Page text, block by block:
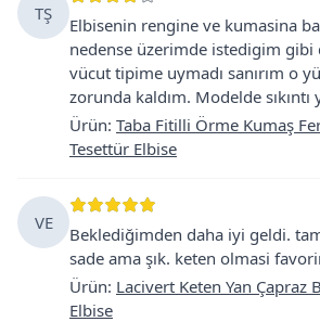
TŞ
Elbisenin rengine ve kumasina
nedense üzerimde istedigim
vücut tipime uymadı sanırım o
zorunda kaldım. Modelde sıkıntı
Ürün: Taba Fitilli Örme Kumaş
Tesettür Elbise
VE
Beklediğimden daha iyi geldi.
sade ama şık. keten olmasi
Ürün: Lacivert Keten Yan Çapraz
Elbise